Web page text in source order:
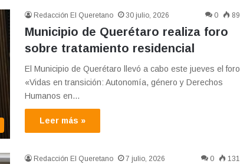
Redacción El Queretano 30 julio, 2026 0 89
Municipio de Querétaro realiza foro
sobre tratamiento residencial
El Municipio de Querétaro llevó a cabo este jueves el foro
«Vidas en transición: Autonomía, género y Derechos
Humanos en…
Leer más »
Redacción El Queretano 7 julio, 2026 0 131